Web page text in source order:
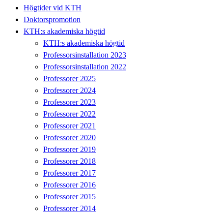
Högtider vid KTH
Doktorspromotion
KTH:s akademiska högtid
KTH:s akademiska högtid
Professorsinstallation 2023
Professorsinstallation 2022
Professorer 2025
Professorer 2024
Professorer 2023
Professorer 2022
Professorer 2021
Professorer 2020
Professorer 2019
Professorer 2018
Professorer 2017
Professorer 2016
Professorer 2015
Professorer 2014